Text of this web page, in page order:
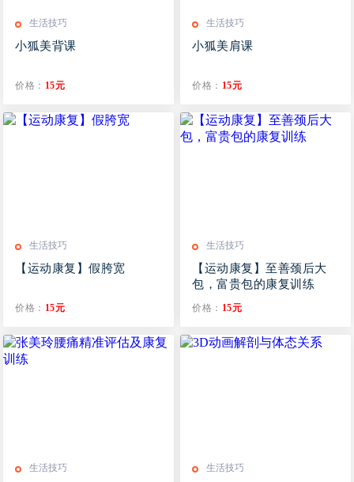
生活技巧
小狐美背课
价格： 15元
生活技巧
小狐美肩课
价格： 15元
生活技巧
【运动康复】假胯宽
价格： 15元
生活技巧
【运动康复】至善颈后大
包，富贵包的康复训练
价格： 15元
生活技巧 生活技巧